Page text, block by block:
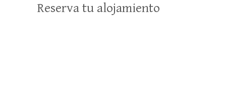
Reserva tu alojamiento